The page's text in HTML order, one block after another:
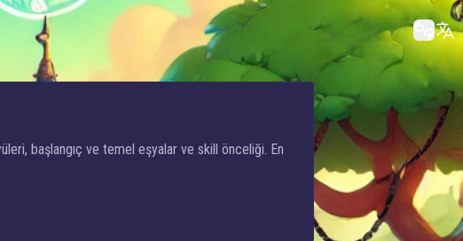
başlangıç ve temel eşyalar ve skill önceliği. En